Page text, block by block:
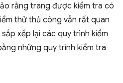
rằng trang được kiểm tra có
thử thủ công vẫn rất quan
xếp lại các quy trình kiểm
những quy trình kiểm tra